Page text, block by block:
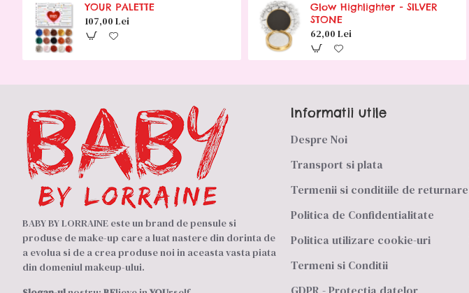
YOUR PALETTE
107,00 Lei
Glow Highlighter - SILVER
STONE
62,00 Lei
BABY BY LORRAINE este un brand de pensule si
produse de make-up care a luat nastere din dorinta de
a evolua si de a crea produse noi in aceasta vasta piata
din domeniul makeup-ului.
Informatii utile
Despre Noi
Transport si plata
Termenii si conditiile de returnare
Politica de Confidentialitate
Politica utilizare cookie-uri
Termeni si Conditii